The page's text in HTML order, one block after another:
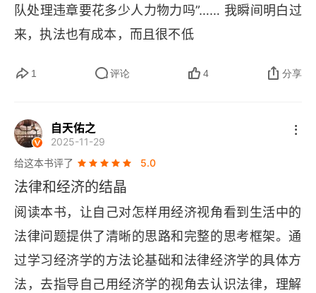
律思维的盲点，理解法律制度背后的深层经济逻
辑，还能够提升我们对法律与社会关系的认知，使
我们更加深入地理解现实世界中的法律问题。此
来，让读者在轻松愉快的阅读中收获知识和智慧。
书中既有深入浅出的理论阐述，又有生动有趣的案
例分析，使得整本书既具有学术性，又不失可读性
和趣味性。在阅读这本书的过程中，我深刻感受到
了将经济学思维用在法律研究中的好处。通过经济
分析的视角，我们能够更加客观地评价法律制度的
优劣，更加理性地看待法律问题的复杂性。这种思
队处理违章要花多少人力物力吗”…… 我瞬间明白过
来，执法也有成本，而且很不低
1 评论 4 分享
自天佑之
2025-11-29
给这本书评了
5.0
法律和经济的结晶
阅读本书，让自己对怎样用经济视角看到生活中的
法律问题提供了清晰的思路和完整的思考框架。通
过学习经济学的方法论基础和法律经济学的具体方
法，去指导自己用经济学的视角去认识法律，理解